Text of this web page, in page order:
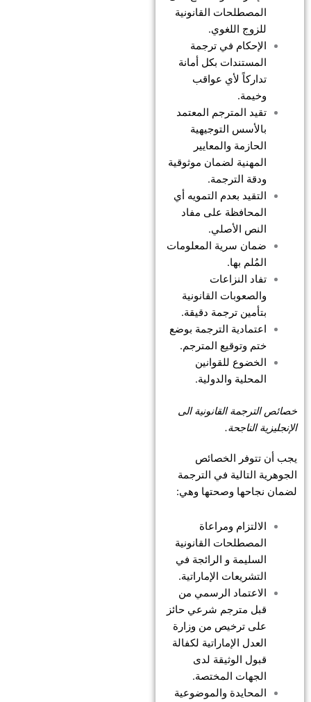
المصطلحات القانونية
للزوج اللغوي.
الإحكام في ترجمة
المستندات بكل أمانة
تداركاً لأي عواقب
وخيمة.
تقيد المترجم المعتمد
بالأسس التوجيهية
الحازمة والمعايير
المهنية لضمان موثوقية
ودقة الترجمة.
التقيد بعدم التمويه أي
المحافظة على مفاد
النص الأصلي.
ضمان سرية المعلومات
المُلم بها.
تفاد النزاعات
والصعوبات القانونية
بتأمين ترجمة دقيقة.
اعتمادية الترجمة بوضع
ختم وتوقيع المترجم.
الخضوع للقوانين
المحلية والدولية.
خصائص الترجمة القانونية الى
الإنجليزية الناجحة.
يجب أن تتوفر الخصائص
الجوهرية التالية في الترجمة
لضمان نجاحها وصحتها وهي:
الالتزام ومراعاة
المصطلحات القانونية
السليمة و الرائجة في
التشريعات الإماراتية.
الاعتماد الرسمي من
قبل مترجم شرعي حائز
على ترخيص من وزارة
العدل الإماراتية لكفالة
قبول الوثيقة لدى
الجهات المختصة.
المحايدة والموضوعية